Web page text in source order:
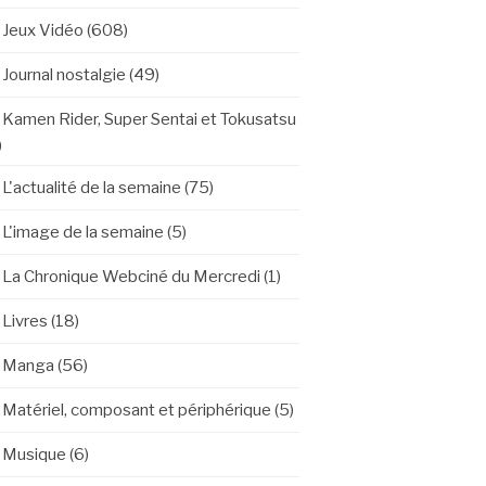
Jeux Vidéo (608)
Journal nostalgie (49)
Kamen Rider, Super Sentai et Tokusatsu
L'actualité de la semaine (75)
L'image de la semaine (5)
La Chronique Webciné du Mercredi (1)
Livres (18)
Manga (56)
Matériel, composant et périphérique (5)
Musique (6)